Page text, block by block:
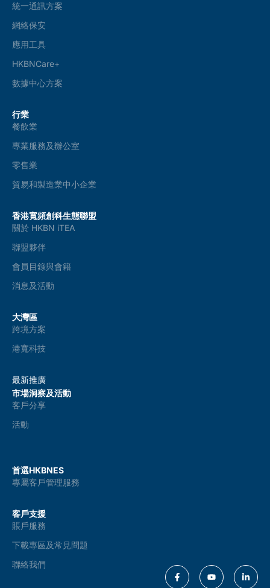
統一通訊方案
網絡保安
應用工具
HKBNCare+
數據中心方案
行業
餐飲業
專業服務及辦公室
零售業
貿易和製造業中小企業
香港寬頻創科生態聯盟
關於 HKBN iTEA
聯盟夥伴
會員目錄與會籍
消息及活動
大灣區
跨境方案
港寬科技
最新推廣
市場洞察及活動
客戶分享
活動
首選HKBNES
專屬客戶管理服務
客戶支援
賬戶服務
下載專區及常見問題
聯絡我們